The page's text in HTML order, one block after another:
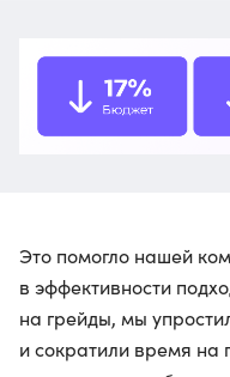
Это помогло нашей
в эффективности
на грейды, мы
и сократили время на